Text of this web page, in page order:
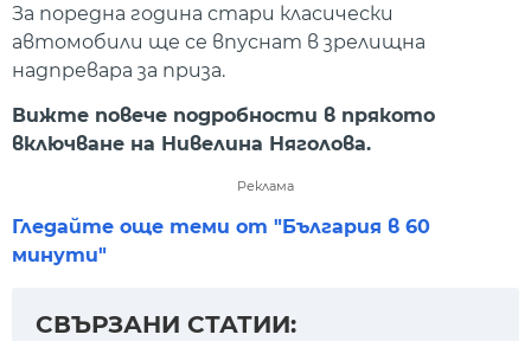
За поредна година стари класически
автомобили ще се впуснат в зрелищна
надпревара за приза.
Вижте повече подробности в прякото
включване на Нивелина Няголова.
Реклама
Гледайте още теми от "България в 60
минути"
СВЪРЗАНИ СТАТИИ: